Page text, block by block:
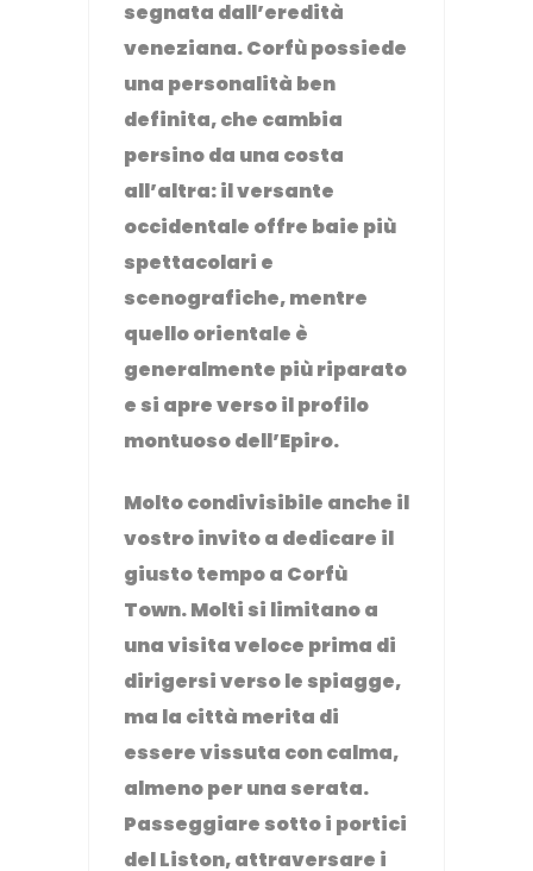
segnata dall’eredità
veneziana. Corfù possiede
una personalità ben
definita, che cambia
persino da una costa
all’altra: il versante
occidentale offre baie più
spettacolari e
scenografiche, mentre
quello orientale è
generalmente più riparato
e si apre verso il profilo
montuoso dell’Epiro.
Molto condivisibile anche il
vostro invito a dedicare il
giusto tempo a Corfù
Town. Molti si limitano a
una visita veloce prima di
dirigersi verso le spiagge,
ma la città merita di
essere vissuta con calma,
almeno per una serata.
Passeggiare sotto i portici
del Liston, attraversare i